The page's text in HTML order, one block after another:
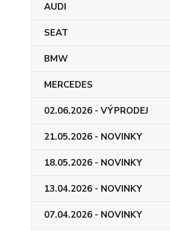
AUDI
SEAT
BMW
MERCEDES
02.06.2026 - VÝPRODEJ
21.05.2026 - NOVINKY
18.05.2026 - NOVINKY
13.04.2026 - NOVINKY
07.04.2026 - NOVINKY